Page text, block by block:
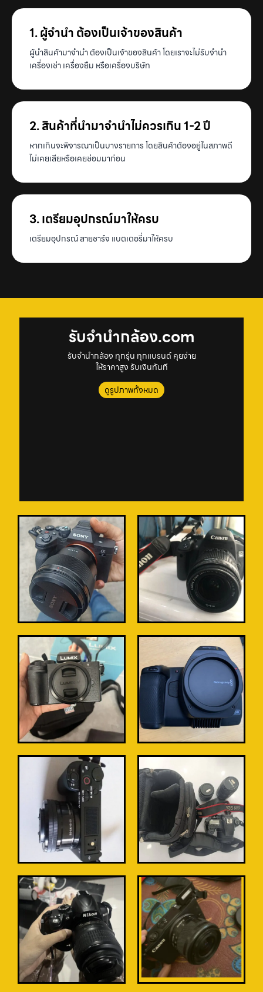
1. ผู้จำนำ ต้องเป็นเจ้าของสินค้า
ผู้นำสินค้ามาจำนำ ต้องเป็นเจ้าของสินค้า โดยเราจะไม่รับจำนำ
เครื่องเช่า เครื่องยืม หรือเครื่องบริษัท
2. สินค้าที่นำมาจำนำไม่ควรเกิน 1-2 ปี
หากเกินจะพิจารณาเป็นบางรายการ โดยสินค้าต้องอยู่ในสภาพดี
ไม่เคยเสียหรือเคยซ่อมมาก่อน
3. เตรียมอุปกรณ์มาให้ครบ
เตรียมอุปกรณ์ สายชาร์จ แบตเตอรี่มาให้ครบ
รับจํานํากล้อง.com
รับจำนำกล้อง ทุกรุ่น ทุกแบรนด์ คุยง่าย
ให้ราคาสูง รับเงินทันที
ดูรูปภาพทั้งหมด